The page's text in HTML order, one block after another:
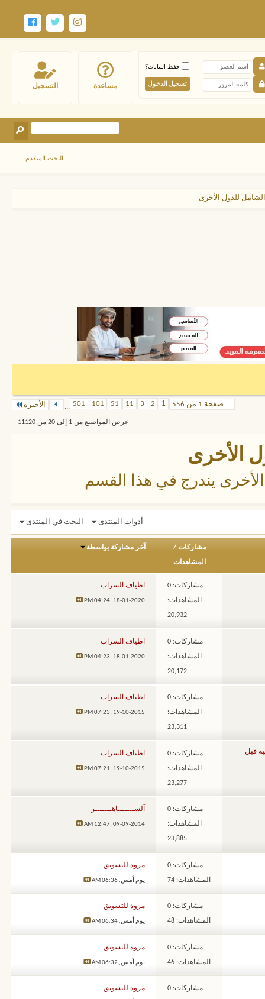
التسجيل مساعدة
حفظ البيانات؟
البحث المتقدم
للدول الأخرى
صفحة 1 من 556 1
2
3
11
51
101
501
... الأخيرة
عرض المواضيع من 1 إلى 20 من 11120
الأخرى
يندرج في هذا القسم
أدوات المنتدى البحث في المنتدى
مشاركات /
المشاهدات
آخر مشاركة بواسطة
مشاركات: 0
المشاهدات:
20,932
اطياف السراب
18-01-2020,
04:24 PM
مشاركات: 0
المشاهدات:
20,172
اطياف السراب
18-01-2020,
04:23 PM
مشاركات: 0
المشاهدات:
23,311
اطياف السراب
19-10-2015,
07:23 PM
قبل مشاركات: 0
المشاهدات:
23,277
اطياف السراب
19-10-2015,
07:21 PM
مشاركات: 0
المشاهدات:
23,885
آلســـــــاهـــــــر
09-09-2014,
12:47 AM
مشاركات: 0
المشاهدات: 74
مروة للتسويق
يوم أمس,06:36 AM
مشاركات: 0
المشاهدات: 48
مروة للتسويق
يوم أمس,06:34 AM
مشاركات: 0
المشاهدات: 46
مروة للتسويق
يوم أمس, 06:32 AM
مشاركات: 0 مروة للتسويق